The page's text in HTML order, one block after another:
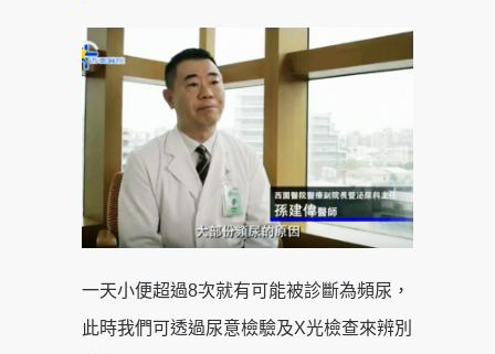
一天小便超過8次就有可能被診斷為頻尿，
此時我們可透過尿意檢驗及X光檢查來辨別